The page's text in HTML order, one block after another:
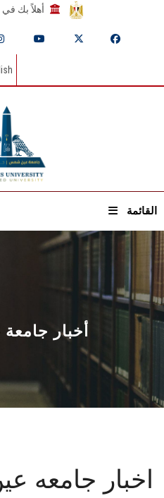
أهلاً بك
القائمة
أخبار
اخبار جامعه